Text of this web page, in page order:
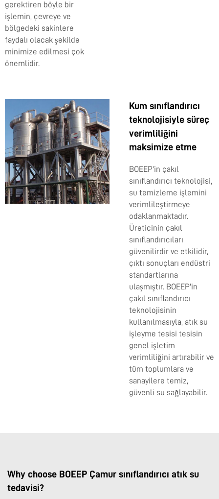
gerektiren böyle bir
işlemin, çevreye ve
bölgedeki sakinlere
faydalı olacak şekilde
minimize edilmesi çok
önemlidir.
Kum sınıflandırıcı
teknolojisiyle süreç
verimliliğini
maksimize etme
BOEEP'in çakıl
sınıflandırıcı teknolojisi,
su temizleme işlemini
verimlileştirmeye
odaklanmaktadır.
Üreticinin çakıl
sınıflandırıcıları
güvenilirdir ve etkilidir,
çıktı sonuçları endüstri
standartlarına
ulaşmıştır. BOEEP'in
çakıl sınıflandırıcı
teknolojisinin
kullanılmasıyla, atık su
işleyme tesisi tesisin
genel işletim
verimliliğini artırabilir ve
tüm toplumlara ve
sanayilere temiz,
güvenli su sağlayabilir.
Why choose BOEEP Çamur sınıflandırıcı atık su
tedavisi?